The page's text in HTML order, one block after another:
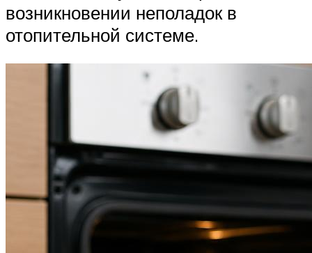
возникновении неполадок в
отопительной системе.